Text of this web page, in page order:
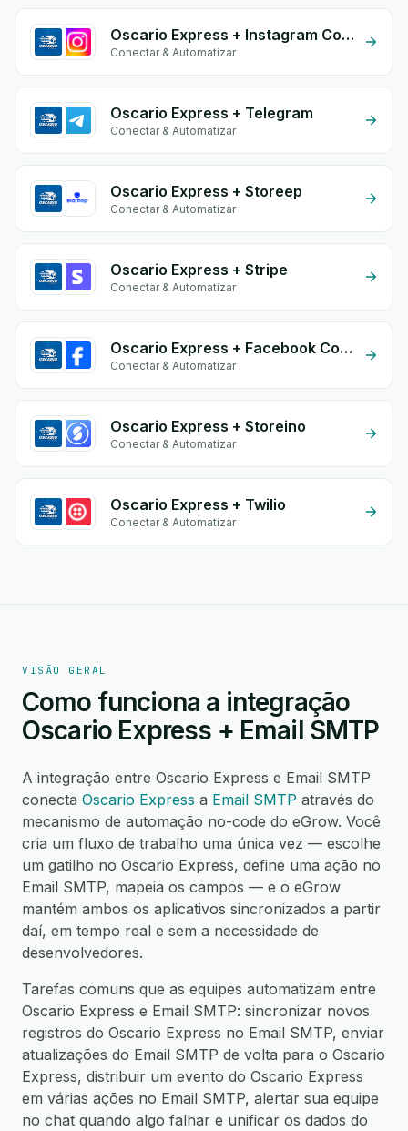
Oscario Express + Instagram Comment
Conectar & Automatizar
Oscario Express + Telegram
Conectar & Automatizar
Oscario Express + Storeep
Conectar & Automatizar
Oscario Express + Stripe
Conectar & Automatizar
Oscario Express + Facebook Commerce
Conectar & Automatizar
Oscario Express + Storeino
Conectar & Automatizar
Oscario Express + Twilio
Conectar & Automatizar
VISÃO GERAL
Como funciona a integração
Oscario Express + Email SMTP
A integração entre Oscario Express e Email SMTP
conecta Oscario Express a Email SMTP através do
mecanismo de automação no-code do eGrow. Você
cria um fluxo de trabalho uma única vez — escolhe
um gatilho no Oscario Express, define uma ação no
Email SMTP, mapeia os campos — e o eGrow
mantém ambos os aplicativos sincronizados a partir
daí, em tempo real e sem a necessidade de
desenvolvedores.
Tarefas comuns que as equipes automatizam entre
Oscario Express e Email SMTP: sincronizar novos
registros do Oscario Express no Email SMTP, enviar
atualizações do Email SMTP de volta para o Oscario
Express, distribuir um evento do Oscario Express
em várias ações no Email SMTP, alertar sua equipe
no chat quando algo falhar e unificar os dados do